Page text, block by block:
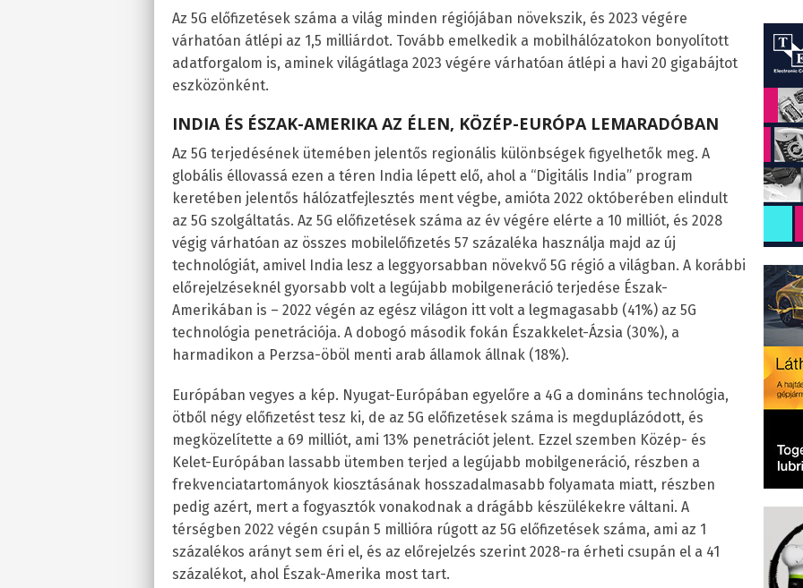
Az 5G előfizetések száma a világ minden régiójában növekszik, és 2023 végére
várhatóan átlépi az 1,5 milliárdot. Tovább emelkedik a mobilhálózatokon bonyolított
adatforgalom is, aminek világátlaga 2023 végére várhatóan átlépi a havi 20 gigabájtot
eszközönként.
INDIA ÉS ÉSZAK-AMERIKA AZ ÉLEN, KÖZÉP-EURÓPA LEMARADÓBAN
Az 5G terjedésének ütemében jelentős regionális különbségek figyelhetők meg. A
globális éllovassá ezen a téren India lépett elő, ahol a “Digitális India” program
keretében jelentős hálózatfejlesztés ment végbe, amióta 2022 októberében elindult
az 5G szolgáltatás. Az 5G előfizetések száma az év végére elérte a 10 milliót, és 2028
végig várhatóan az összes mobilelőfizetés 57 százaléka használja majd az új
technológiát, amivel India lesz a leggyorsabban növekvő 5G régió a világban. A korábbi
előrejelzéseknél gyorsabb volt a legújabb mobilgeneráció terjedése Észak-
Amerikában is – 2022 végén az egész világon itt volt a legmagasabb (41%) az 5G
technológia penetrációja. A dobogó második fokán Északkelet-Ázsia (30%), a
harmadikon a Perzsa-öböl menti arab államok állnak (18%).
Európában vegyes a kép. Nyugat-Európában egyelőre a 4G a domináns technológia,
ötből négy előfizetést tesz ki, de az 5G előfizetések száma is megduplázódott, és
megközelítette a 69 milliót, ami 13% penetrációt jelent. Ezzel szemben Közép- és
Kelet-Európában lassabb ütemben terjed a legújabb mobilgeneráció, részben a
frekvenciatartományok kiosztásának hosszadalmasabb folyamata miatt, részben
pedig azért, mert a fogyasztók vonakodnak a drágább készülékekre váltani. A
térségben 2022 végén csupán 5 millióra rúgott az 5G előfizetések száma, ami az 1
százalékos arányt sem éri el, és az előrejelzés szerint 2028-ra érheti csupán el a 41
százalékot, ahol Észak-Amerika most tart.